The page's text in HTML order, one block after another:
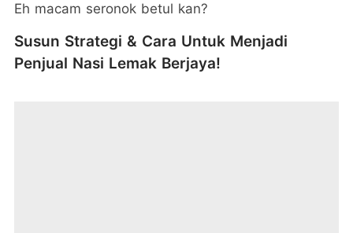
Eh macam seronok betul kan?
Susun Strategi & Cara Untuk Menjadi
Penjual Nasi Lemak Berjaya!